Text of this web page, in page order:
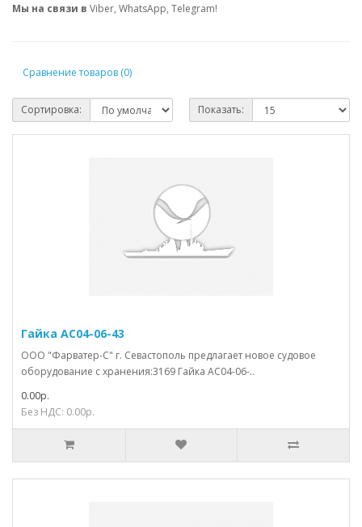
Мы на связи в Viber, WhatsApp, Telegram!
Сравнение товаров (0)
Сортировка: Показать:
Гайка АС04-06-43
ООО "Фарватер-С" г. Севастополь предлагает новое судовое
оборудование с хранения:3169 Гайка АС04-06-..
0.00р.
Без НДС: 0.00р.